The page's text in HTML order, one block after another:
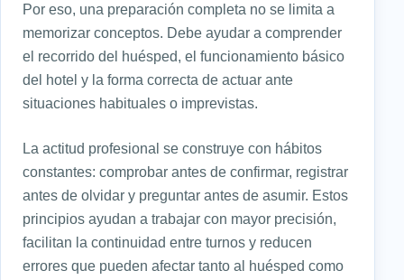
Por eso, una preparación completa no se limita a
memorizar conceptos. Debe ayudar a comprender
el recorrido del huésped, el funcionamiento básico
del hotel y la forma correcta de actuar ante
situaciones habituales o imprevistas.
La actitud profesional se construye con hábitos
constantes: comprobar antes de confirmar, registrar
antes de olvidar y preguntar antes de asumir. Estos
principios ayudan a trabajar con mayor precisión,
facilitan la continuidad entre turnos y reducen
errores que pueden afectar tanto al huésped como